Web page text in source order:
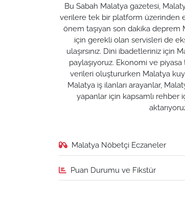
Bu Sabah Malatya gazetesi,
verilere tek bir platform üzerinden
önem taşıyan son dakika deprem
için gerekli olan servisleri de
ulaşırsınız. Dini ibadetleriniz
paylaşıyoruz. Ekonomi ve piyasa
verileri oluştururken Malatya
Malatya iş ilanları arayanlar,
yapanlar için kapsamlı rehber
Malatya Nöbetçi Eczaneler
Puan Durumu ve Fikstür